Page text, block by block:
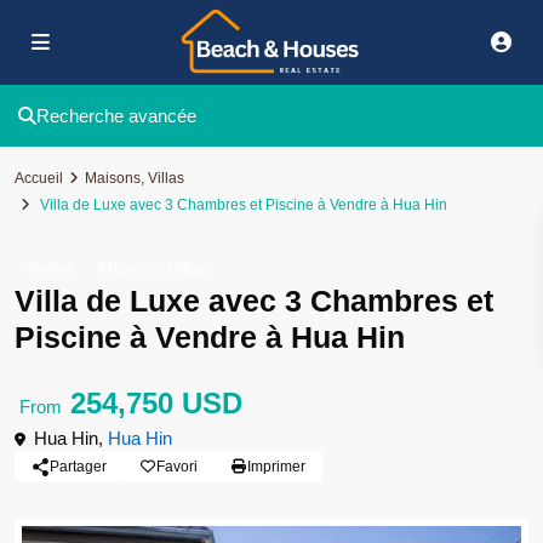
Recherche avancée
Accueil Maisons, Villas
Villa de Luxe avec 3 Chambres et Piscine à Vendre à Hua Hin
Villa de Luxe avec 3 Chambres et
Piscine à Vendre à Hua Hin
From 254,750 USD
Hua Hin, Hua Hin
Partager Favori Imprimer